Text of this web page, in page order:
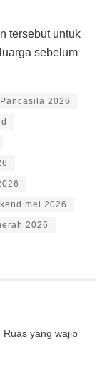
tersebut untuk
sebelum
2026
mei 2026
2026
Ruas yang wajib